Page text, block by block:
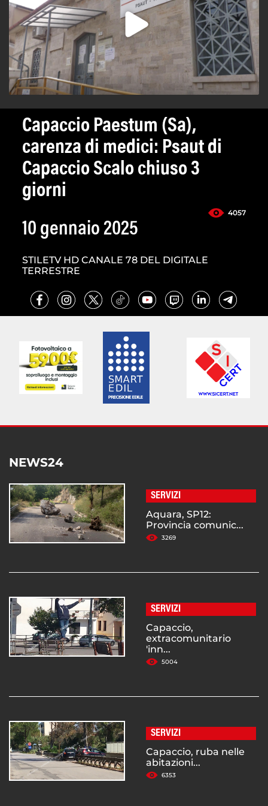
Capaccio Paestum (Sa),
carenza di medici: Psaut di
Capaccio Scalo chiuso 3
giorni
4057
10 gennaio 2025
STILETV HD CANALE 78 DEL DIGITALE
TERRESTRE
NEWS24
SERVIZI
Aquara, SP12:
Provincia comunic...
3269
SERVIZI
Capaccio,
extracomunitario
'inn...
5004
SERVIZI
Capaccio, ruba nelle
abitazioni...
6353